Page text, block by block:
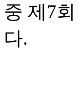
중 제7
다.